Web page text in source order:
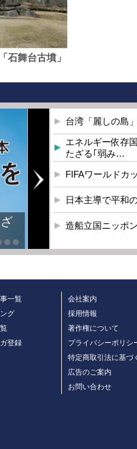
石舞台古墳」
台湾「麗しの島
エネルギー依存
たざる｢弱み…
FIFAワールドカ
日本主導で平和
造船立国ニッポ
一覧
グ
登録
会社案内
採用情報
著作権について
プライバシーポリシ
特定商取引法に基づ
広告のご案内
お問い合わせ